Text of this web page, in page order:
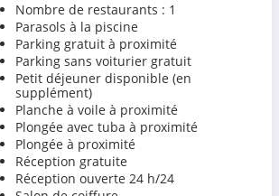
Nombre de restaurants : 1
Parasols à la piscine
Parking gratuit à proximité
Parking sans voiturier gratuit
Petit déjeuner disponible (en
supplément)
Planche à voile à proximité
Plongée avec tuba à proximité
Plongée à proximité
Réception gratuite
Réception ouverte 24 h/24